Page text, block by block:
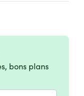
bons plans